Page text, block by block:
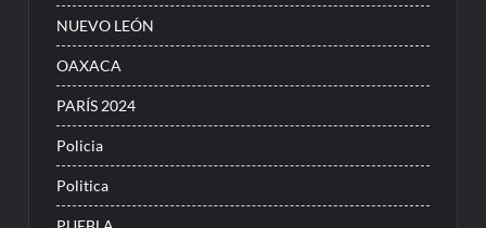
NUEVO LEÓN
OAXACA
PARÍS 2024
Policia
Politica